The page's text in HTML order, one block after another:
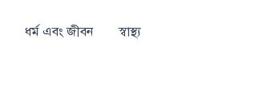
ধর্ম এবং জীবন স্বাস্থ্য